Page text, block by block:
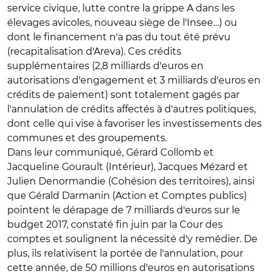
service civique, lutte contre la grippe A dans les
élevages avicoles, nouveau siège de l'Insee…) ou
dont le financement n'a pas du tout été prévu
(recapitalisation d'Areva). Ces crédits
supplémentaires (2,8 milliards d'euros en
autorisations d'engagement et 3 milliards d'euros en
crédits de paiement) sont totalement gagés par
l'annulation de crédits affectés à d'autres politiques,
dont celle qui vise à favoriser les investissements des
communes et des groupements.
Dans leur communiqué, Gérard Collomb et
Jacqueline Gourault (Intérieur), Jacques Mézard et
Julien Denormandie (Cohésion des territoires), ainsi
que Gérald Darmanin (Action et Comptes publics)
pointent le dérapage de 7 milliards d'euros sur le
budget 2017, constaté fin juin par la Cour des
comptes et soulignent la nécessité d'y remédier. De
plus, ils relativisent la portée de l'annulation, pour
cette année, de 50 millions d'euros en autorisations